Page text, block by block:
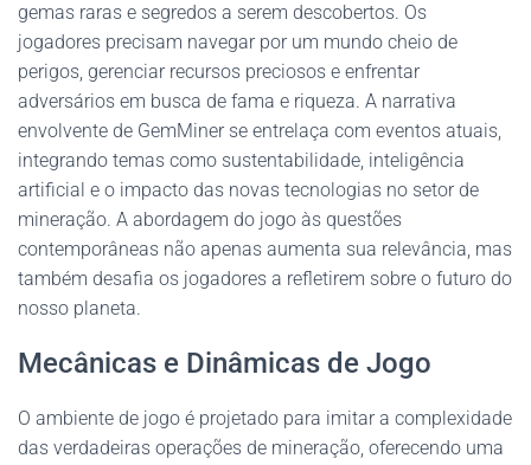
gemas raras e segredos a serem descobertos. Os
jogadores precisam navegar por um mundo cheio de
perigos, gerenciar recursos preciosos e enfrentar
adversários em busca de fama e riqueza. A narrativa
envolvente de GemMiner se entrelaça com eventos atuais,
integrando temas como sustentabilidade, inteligência
artificial e o impacto das novas tecnologias no setor de
mineração. A abordagem do jogo às questões
contemporâneas não apenas aumenta sua relevância, mas
também desafia os jogadores a refletirem sobre o futuro do
nosso planeta.
Mecânicas e Dinâmicas de Jogo
O ambiente de jogo é projetado para imitar a complexidade
das verdadeiras operações de mineração, oferecendo uma